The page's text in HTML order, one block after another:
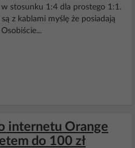
stosunku 1:4 dla prostego 1:1.
z kablami myślę że posiadają
internetu Orange
do 100 zł